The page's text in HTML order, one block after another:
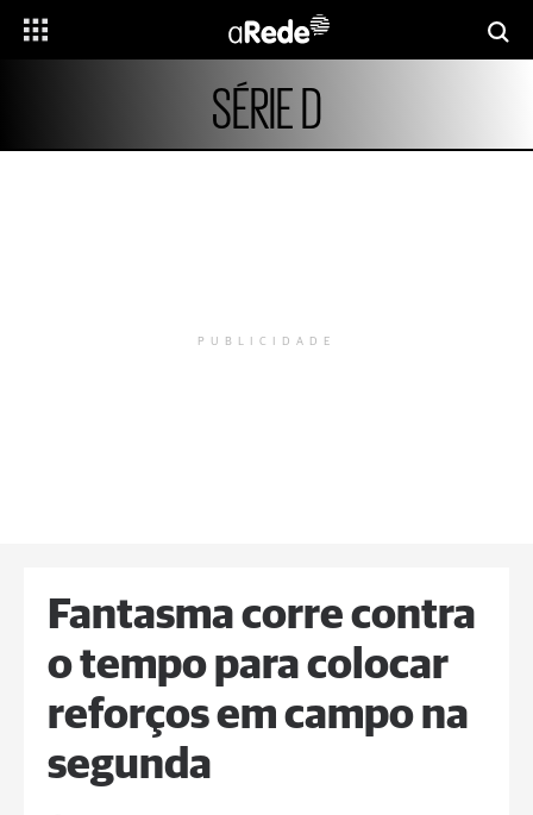
SÉRIE D
PUBLICIDADE
Fantasma corre contra
o tempo para colocar
reforços em campo na
segunda